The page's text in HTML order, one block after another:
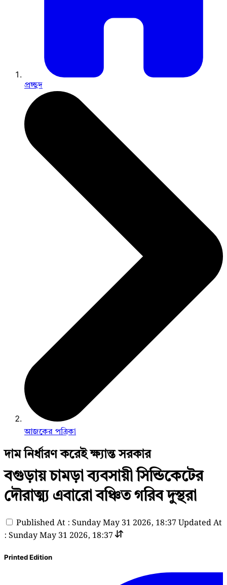
প্রচ্ছদ
আজকের পত্রিকা
দাম নির্ধারণ করেই ক্ষ্যান্ত সরকার
বগুড়ায় চামড়া ব্যবসায়ী সিন্ডিকেটের
দৌরাত্ম্য এবারো বঞ্চিত গরিব দুস্থরা
Published At : Sunday May 31 2026, 18:37 Updated At
: Sunday May 31 2026, 18:37
Printed Edition